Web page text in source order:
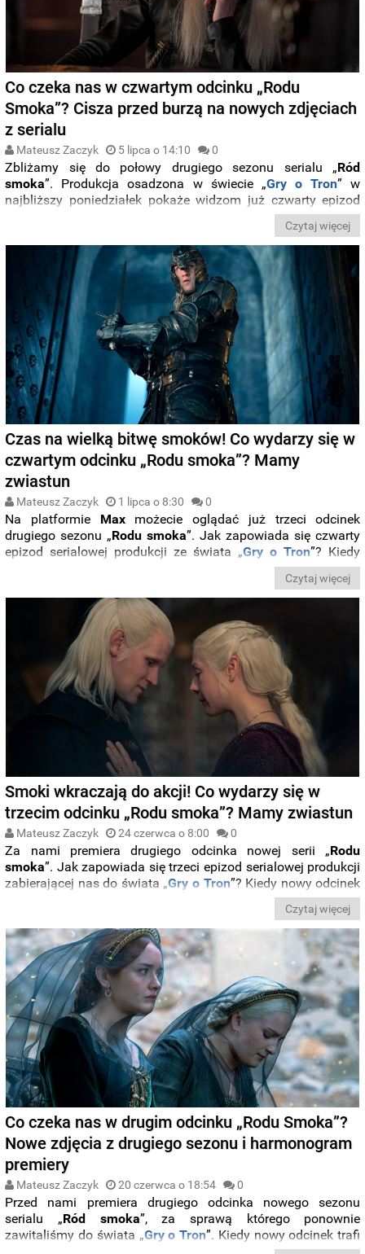
Co czeka nas w czwartym odcinku „Rodu
Smoka”? Cisza przed burzą na nowych zdjęciach
z serialu
Mateusz Zaczyk 5 lipca o 14:10 0
Zbliżamy się do połowy drugiego sezonu serialu „Ród
smoka”. Produkcja osadzona w świecie „Gry o Tron” w
najbliższy poniedziałek pokaże widzom już czwarty epizod
nowej serii i właśnie doczekaliśmy się galerii zdjęć z
najnowszego rozdziału. O której godzinie nowy odcinek trafi
naMaxiHBO? Zobaczcie zdjęcia zapowiadające kolejny
rozdział domowej wojny wrodzie Targaryenów
Czytaj więcej
Czas na wielką bitwę smoków! Co wydarzy się w
czwartym odcinku „Rodu smoka”? Mamy
zwiastun
Mateusz Zaczyk 1 lipca o 8:30 0
Na platformie Maxmożecie oglądać już trzeci odcinek
drugiego sezonu „Rodu smoka”. Jak zapowiada się czwarty
epizod serialowej produkcji ze świata „Gry o Tron”? Kiedy
? Zobaczcie zwiastun i
Czytaj więcej
Smoki wkraczają do akcji! Co wydarzy się w
trzecim odcinku „Rodu smoka”? Mamy zwiastun
Mateusz Zaczyk 24 czerwca o 8:00 0
Za nami premiera drugiego odcinka nowej serii „Rodu
smoka”. Jak zapowiada się trzeci epizod serialowej produkcji
zabierającej nas do świata „Gry o Tron”? Kiedy nowy odcinek
? Zobaczcie zwiastun i poznajcie
Czytaj więcej
Co czeka nas w drugim odcinku „Rodu Smoka”?
Nowe zdjęcia z drugiego sezonu i harmonogram
premiery
Mateusz Zaczyk 20 czerwca o 18:54 0
Przed nami premiera drugiego odcinka nowego sezonu
serialu „Ród smoka”, za sprawą którego ponownie
zawitaliśmy do świata „Gry o Tron”. Kiedy nowy odcinek trafi